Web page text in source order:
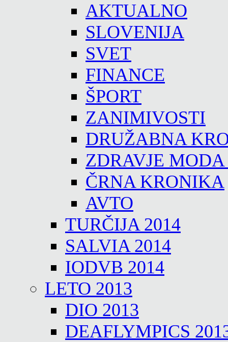
AKTUALNO
SLOVENIJA
SVET
FINANCE
ŠPORT
ZANIMIVOSTI
DRUŽABNA
ZDRAVJE
ČRNA KRONIKA
AVTO
TURČIJA 2014
SALVIA 2014
IODVB 2014
LETO 2013
DIO 2013
DEAFLYMPICS